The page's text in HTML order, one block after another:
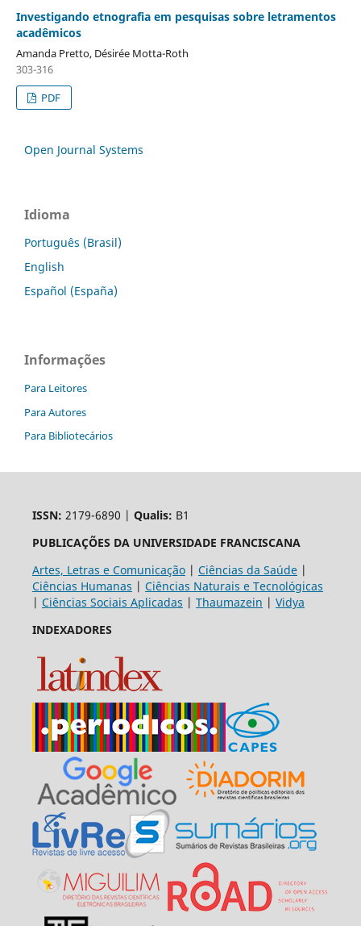
Investigando etnografia em pesquisas sobre letramentos
acadêmicos
Amanda Pretto, Désirée Motta-Roth
303-316
PDF
Open Journal Systems
Idioma
Português (Brasil)
English
Español (España)
Informações
Para Leitores
Para Autores
Para Bibliotecários
ISSN: 2179-6890 | Qualis: B1
PUBLICAÇÕES DA UNIVERSIDADE FRANCISCANA
Artes, Letras e Comunicação| Ciências da Saúde|
Ciências Humanas | Ciências Naturais e Tecnológicas
| Ciências Sociais Aplicadas | Thaumazein | Vidya
INDEXADORES